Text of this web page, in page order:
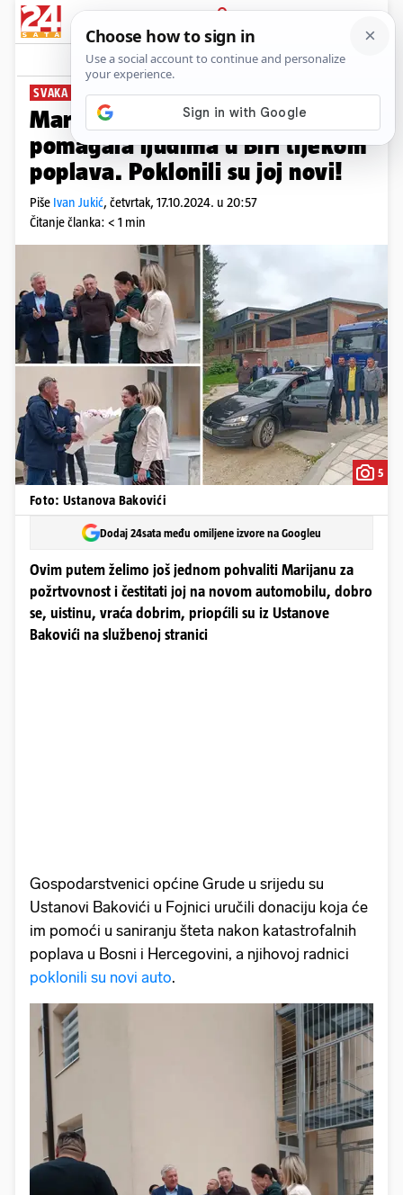
PRIJAVA
News Komentari
SVAKA ČAST!
Marijana ostala bez auta dok je
pomagala ljudima u BiH tijekom
poplava. Poklonili su joj novi!
Piše Ivan Jukić, četvrtak, 17.10.2024. u 20:57
Čitanje članka: < 1 min
5
Foto: Ustanova Bakovići
Dodaj 24sata među omiljene izvore na Googleu
Ovim putem želimo još jednom pohvaliti Marijanu za
požrtvovnost i čestitati joj na novom automobilu, dobro
se, uistinu, vraća dobrim, priopćili su iz Ustanove
Bakovići na službenoj stranici
Gospodarstvenici općine Grude u srijedu su
Ustanovi Bakovići u Fojnici uručili donaciju koja će
im pomoći u saniranju šteta nakon katastrofalnih
poplava u Bosni i Hercegovini, a njihovoj radnici
poklonili su novi auto.